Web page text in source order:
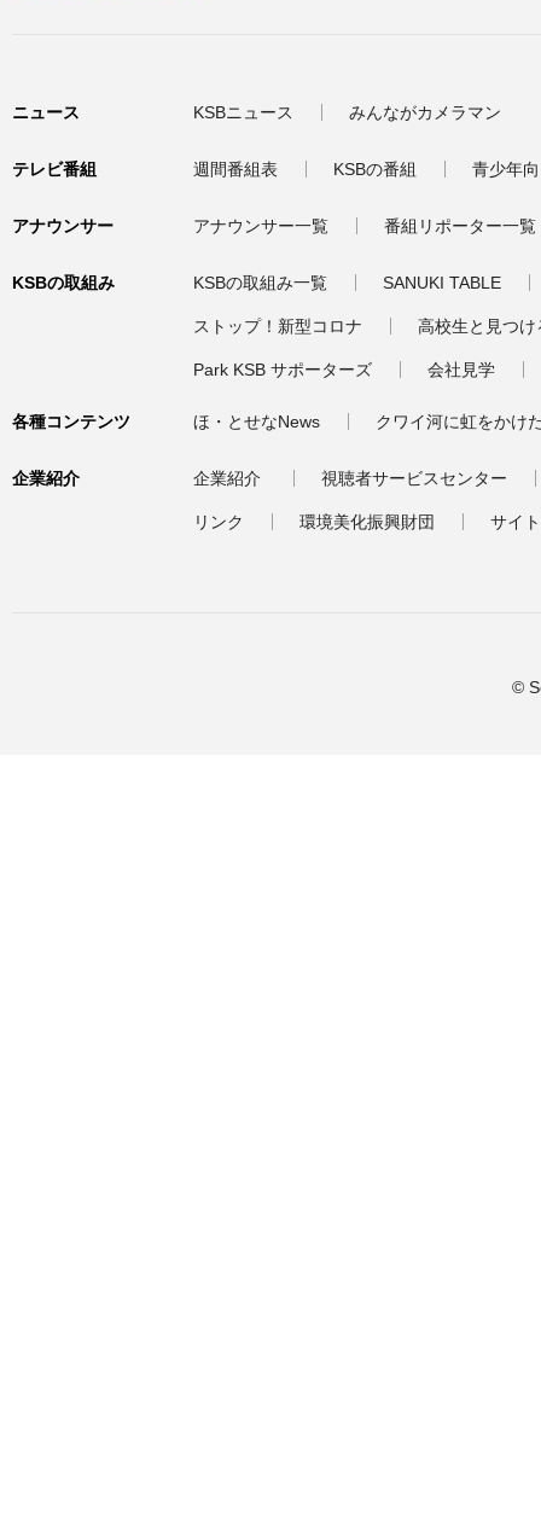
ニュース KSBニュース みんながカメラマン
テレビ番組 週間番組表 KSBの番組 青少年
アナウンサー アナウンサー一覧 番組リポーター一覧
KSBの取組み KSBの取組み一覧 SANUKI TABLE
ストップ！新型コロナ 高校生と見つ
Park KSB サポーターズ 会社見学
各種コンテンツ ほ・とせなNews クワイ河に虹をかけ
企業紹介 企業紹介 視聴者サービスセンター
リンク 環境美化振興財団 サイ
©